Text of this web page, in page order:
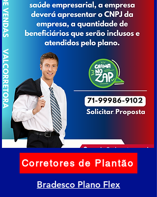
Corretores de Plantão
Bradesco Plano Flex